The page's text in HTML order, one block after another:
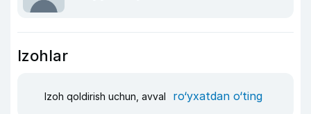
Izohlar
Izoh qoldirish uchun, avval ro‘yxatdan o‘ting